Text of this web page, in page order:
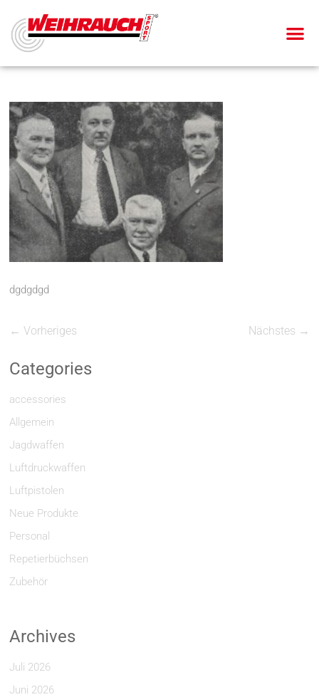
dgdgdgd
← Vorheriges Nächstes →
Categories
accessories
Allgemein
Jagdwaffen
Luftdruckwaffen
Luftpistolen
Neue Produkte
Personal
Repetierbüchsen
Zubehör
Archives
Juli 2026
Juni 2026